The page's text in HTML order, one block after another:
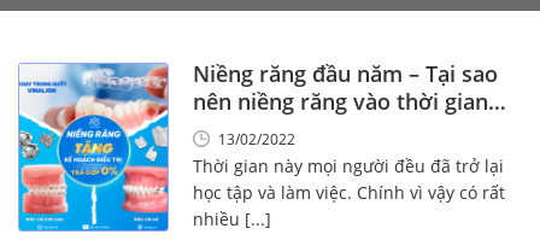
Niềng răng đầu năm – Tại sao
nên niềng răng vào thời gian
này!13/02/2022
Thời gian này mọi người đều đã trở lại
học tập và làm việc. Chính vì vậy có rất
nhiều [...]